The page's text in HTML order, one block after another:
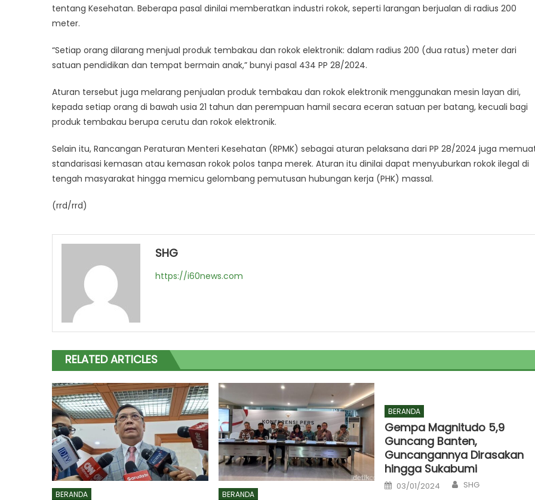
tentang Kesehatan. Beberapa pasal dinilai memberatkan industri rokok, seperti larangan berjualan di radius 200
meter.
“Setiap orang dilarang menjual produk tembakau dan rokok elektronik: dalam radius 200 (dua ratus) meter dari
satuan pendidikan dan tempat bermain anak,” bunyi pasal 434 PP 28/2024.
Aturan tersebut juga melarang penjualan produk tembakau dan rokok elektronik menggunakan mesin layan diri,
kepada setiap orang di bawah usia 21 tahun dan perempuan hamil secara eceran satuan per batang, kecuali bagi
produk tembakau berupa cerutu dan rokok elektronik.
Selain itu, Rancangan Peraturan Menteri Kesehatan (RPMK) sebagai aturan pelaksana dari PP 28/2024 juga
standarisasi kemasan atau kemasan rokok polos tanpa merek. Aturan itu dinilai dapat menyuburkan rokok ilegal di
tengah masyarakat hingga memicu gelombang pemutusan hubungan kerja (PHK) massal.
(rrd/rrd)
SHG
https://i60news.com
RELATED ARTICLES
BERANDA BERANDA
BERANDA
Gempa Magnitudo 5,9
Guncang Banten,
Guncangannya Dirasakan
hingga Sukabumi
Posted
on
03/01/2024 Author
SHG